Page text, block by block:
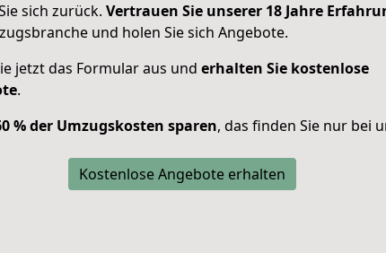
sich zurück. Vertrauen Sie unserer 18 Jahre
und holen Sie sich Angebote.
jetzt das Formular aus und erhalten Sie kostenlose
.
% der Umzugskosten sparen, das finden Sie nur bei
Kostenlose Angebote erhalten